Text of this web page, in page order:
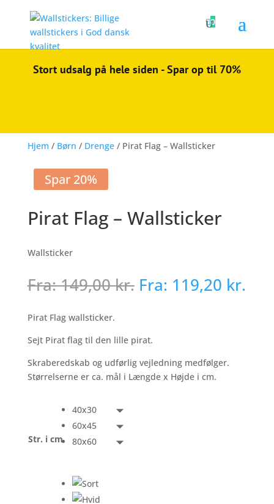
0
Stort udsalg på hele siden - Spar op til 70%
Hjem / Børn / Drenge/ Pirat Flag – Wallsticker
Spar 20%
Pirat Flag – Wallsticker
Wallsticker
Fra:149,00kr. Fra: 119,20 kr.
Pirat Flag wallsticker.
Sejt Pirat flag til den lille pirat.
Skraberedskab og udførlig vejledning medfølger.
Størrelserne er ca. mål i Længde x Højde i cm.
Str. i cm
40x30
60x45
80x60